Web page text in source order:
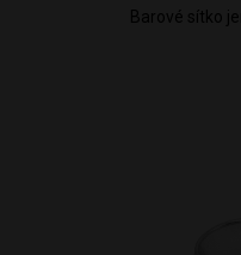
Barové sítko